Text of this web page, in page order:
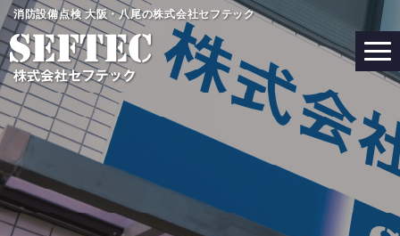
コ
ン
テ
ン
ツ
へ
ス
キ
ッ
プ
消防設備点検 大阪・八尾の株式会社セフテック